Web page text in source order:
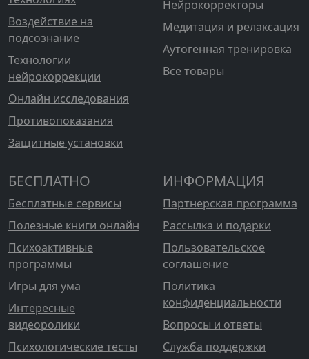
Воздействие на
подсознание
Технологии
нейрокоррекции
Онлайн исследования
Противопоказания
Защитные установки
Нейрокорректоры
Медитация и релаксация
Аутогенная тренировка
Все товары
БЕСПЛАТНО
Бесплатные сервисы
Полезные книги онлайн
Психоактивные
программы
Игры для ума
Интересные
видеоролики
Психологические тесты
ИНФОРМАЦИЯ
Партнерская программа
Рассылка и подарки
Пользовательское
соглашение
Политика
конфиденциальности
Вопросы и ответы
Служба поддержки